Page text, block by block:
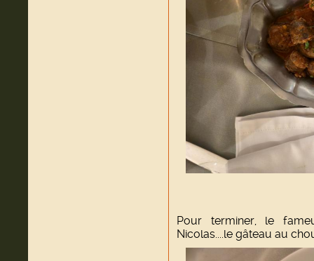
Pour terminer, le
Nicolas....le gâteau au